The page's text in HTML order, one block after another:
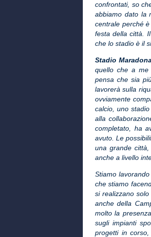
confrontati, so
abbiamo dato la
centrale perché
festa della città.
che lo stadio è il
Stadio Maradona
quello che a me
pensa che sia
lavorerà sulla
ovviamente
calcio, uno
alla
completato, ha
avuto. Le
una grande
anche a livello
Stiamo
che stiamo
si realizzano
anche della
molto la
sugli impianti
progetti in